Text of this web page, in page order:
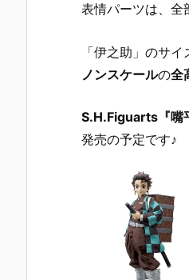
表情パーツは、全
「伊之助」のサイ
ノンスケールの全
S.H.Figuarts『嘴
発売の予定です♪